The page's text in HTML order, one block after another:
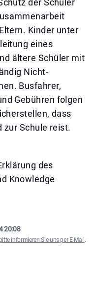
der Schüler
Kinder unter
eines
ältere Schüler mit
Nicht-
Busfahrer,
Gebühren folgen
dass
zur Schule reist.
des
Knowledge
20:08
bitte informieren Sie uns per E-Mail .